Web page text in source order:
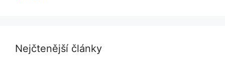
Nejčtenější články